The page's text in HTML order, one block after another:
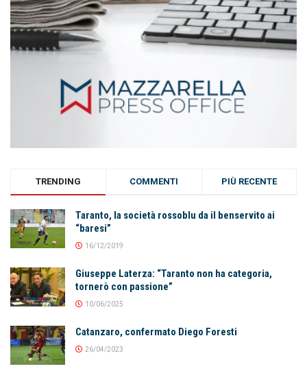
TRENDING COMMENTI PIÙ RECENTE
Taranto, la società rossoblu da il benservito ai
“baresi”
16/12/2019
Giuseppe Laterza: “Taranto non ha categoria,
tornerò con passione”
10/06/2025
Catanzaro, confermato Diego Foresti
26/04/2023